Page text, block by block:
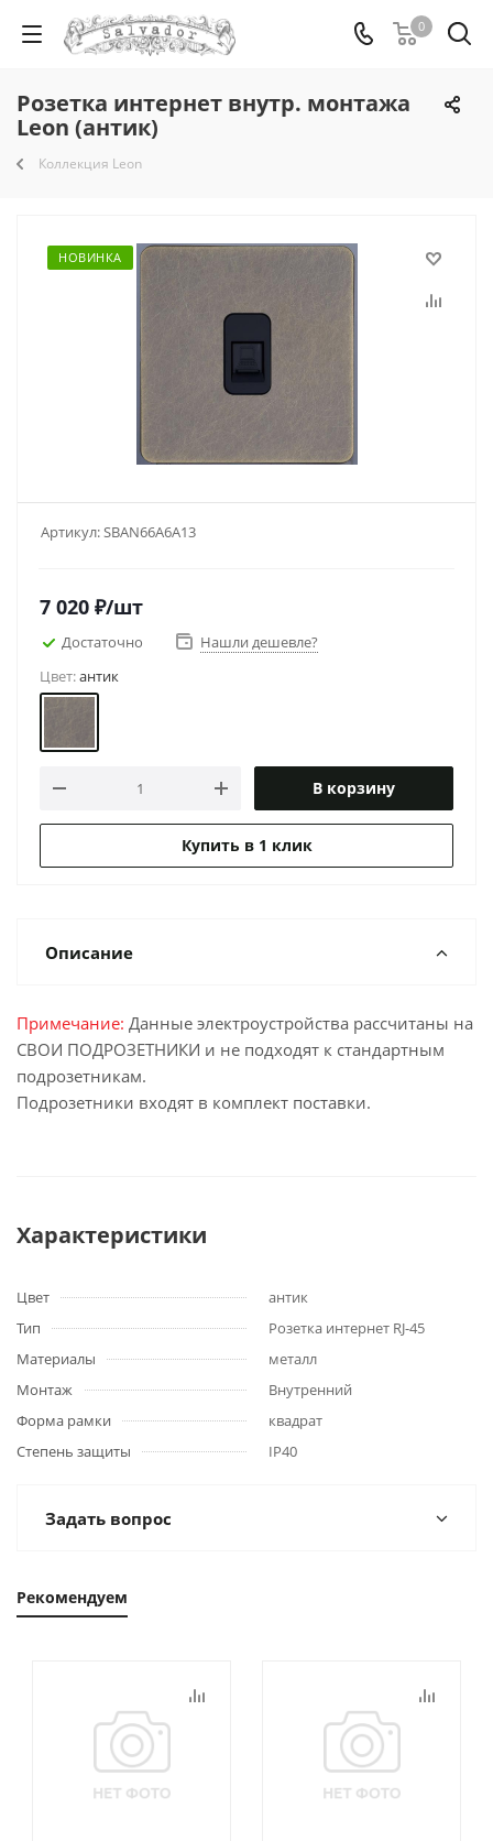
0
Розетка интернет внутр. монтажа
Leon (антик)
Коллекция Leon
НОВИНКА
Артикул:SBAN66A6A13
7 020 ₽/шт
Достаточно
Нашли дешевле?
Цвет:антик
В корзину
Купить в 1 клик
Описание
Примечание: Данные электроустройства рассчитаны на
СВОИ ПОДРОЗЕТНИКИ и не подходят к стандартным
подрозетникам.
Подрозетники входят в комплект поставки.
Характеристики
Цвет
антик
Тип
Розетка интернет RJ-45
Материалы
металл
Монтаж
Внутренний
Форма рамки
квадрат
Степень защиты
IP40
Задать вопрос
Рекомендуем